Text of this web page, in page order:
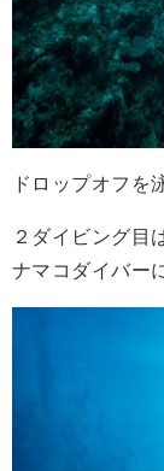
ドロップオフを
２ダイビング目
ナマコダイバー